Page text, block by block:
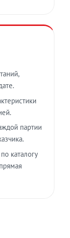
партии
каталогу